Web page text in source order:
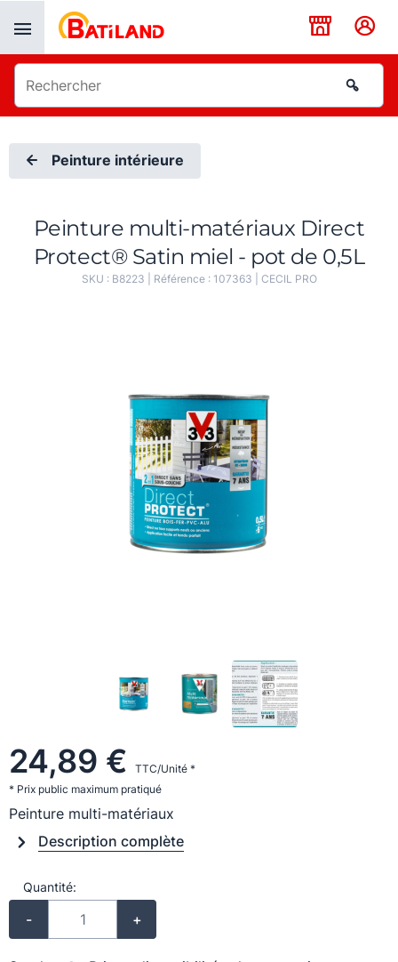
Peinture intérieure
Peinture multi-matériaux Direct
Protect® Satin miel - pot de 0,5L
SKU : B8223 | Référence : 107363 CECIL PRO
24,89 €
TTC/Unité *
* Prix public maximum pratiqué
Peinture multi-matériaux
Description complète
Quantité:
- +
Panneau de gestion des cookies